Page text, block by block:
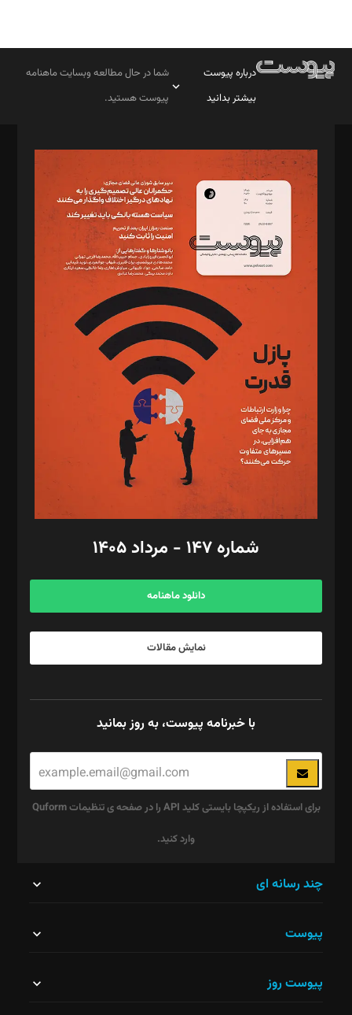
درباره پیوست
بیشتر بدانید
شما در حال مطالعه وبسایت ماهنامه
پیوست هستید.
مدیر مسئول: محمدباقر اثنی‌عشری
سردبیر: مهرک محمودی
دبیر تحریریه: میثم قاسمی
د‌بیر ناداستان: سمانه سمیع
د‌بیر خدمت و تجارت: ابوالفضل رجبی
د‌بیر حقوق فناوری: حسام‌الدین ایپکچی
د‌بیر پیوست جهان: مینا پاکدل
د‌بیر تحریریه آنلاین: بابک نقاش
تحریریه‌: مجتبی محمود‌ی، آرش برهمند، یسنا امان‌پور، سروش کرمیان،
مصطفی مسجدی آرانی، ابوالفضل رجبی، زهرا فکرانه، فائزه فتحی
رستمی،مصطفی باستان
ویرایش: نگار استاد‌‌آقا
طراح یونیفرم: مجید توکلی
فیلمبرداری و عکاسی: امیر شفیعی، مانی لطفی زاده
گرافیک و صفحه‌آرایی: سید‌سبحان‌علی ثابت
مد‌یر توسعه تجاری: کامبیز برید‌
امور مالی: شاپور رهبری، محمد‌ کاظمی‌نیا
آگهی و مشترکین: ۰۹۱۹۹۹۹۰۴۵۴
شماره ۱۴۷ - مرداد ۱۴۰۵
دانلود ماهنامه
نمایش مقالات
با خبرنامه پیوست، به روز بمانید
برای استفاده از ریکپچا بایستی کلید API را در صفحه ی تنظیمات Quform
وارد کنید.
نباید
چند رسانه ای
پیوست
پیوست روز